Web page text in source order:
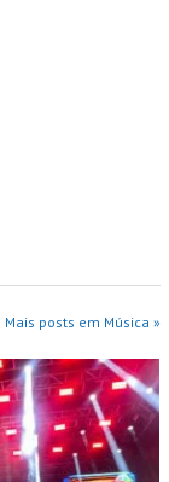
Mais posts em Música »